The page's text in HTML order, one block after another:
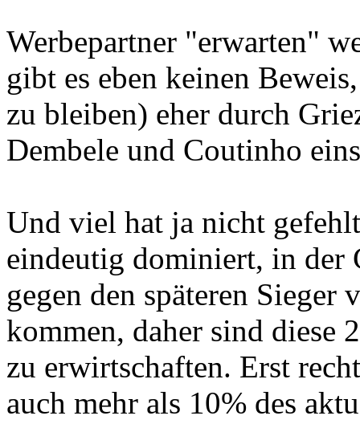
Werbepartner "erwarten"
gibt es eben keinen
zu bleiben) eher durch
Dembele und Coutinho
Und viel hat ja nicht
eindeutig dominiert, in der
gegen den späteren
kommen, daher sind
zu erwirtschaften. Erst
auch mehr als 10% des